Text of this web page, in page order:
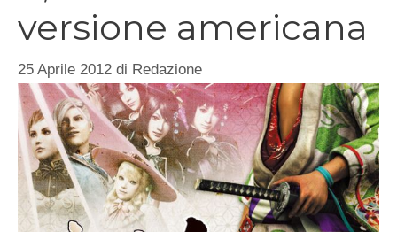
versione americana
25 Aprile 2012 di Redazione